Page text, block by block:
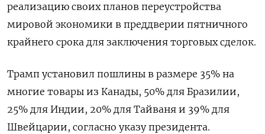
реализацию своих планов переустройства
мировой экономики в преддверии пятничного
крайнего срока для заключения торговых сделок.
Трамп установил пошлины в размере 35% на
многие товары из Канады, 50% для Бразилии,
25% для Индии, 20% для Тайваня и 39% для
Швейцарии, согласно указу президента.